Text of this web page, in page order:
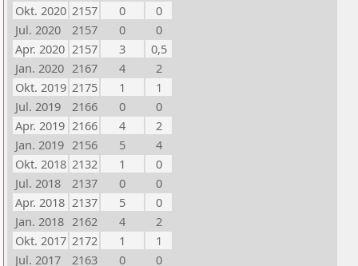
Okt. 2020 2157 0
0
Jul. 2020
2157 0
0
Apr. 2020 2157 3
0,5
Jan. 2020 2167 4
2
Okt. 2019 2175 1
1
Jul. 2019
2166 0
0
Apr. 2019 2166 4
2
Jan. 2019 2156 5
4
Okt. 2018 2132 1
0
Jul. 2018
2137 0
0
Apr. 2018 2137 5
0
Jan. 2018 2162 4
2
Okt. 2017 2172 1
1
Jul. 2017
2163 0
0